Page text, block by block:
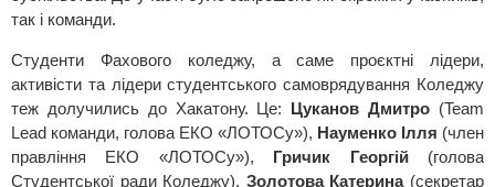
так і команди.
Студенти Фахового коледжу, а саме проєктні лідери,
активісти та лідери студентського самоврядування Коледжу
теж долучились до Хакатону. Це: Цуканов Дмитро (Team
Lead команди, голова ЕКО «ЛОТОСу»), Науменко Ілля (член
правління ЕКО «ЛОТОСу»), Гричик Георгій(голова
Студентської ради Коледжу), Золотова Катерина(секретар